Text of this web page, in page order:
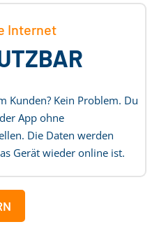
Internet
Kunden? Kein Problem. Du
App ohne
Die Daten werden
Gerät wieder online ist.